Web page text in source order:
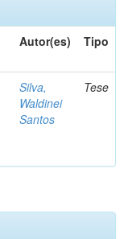
Autor(es) Tipo
Silva,
Waldinei
Santos
Tese